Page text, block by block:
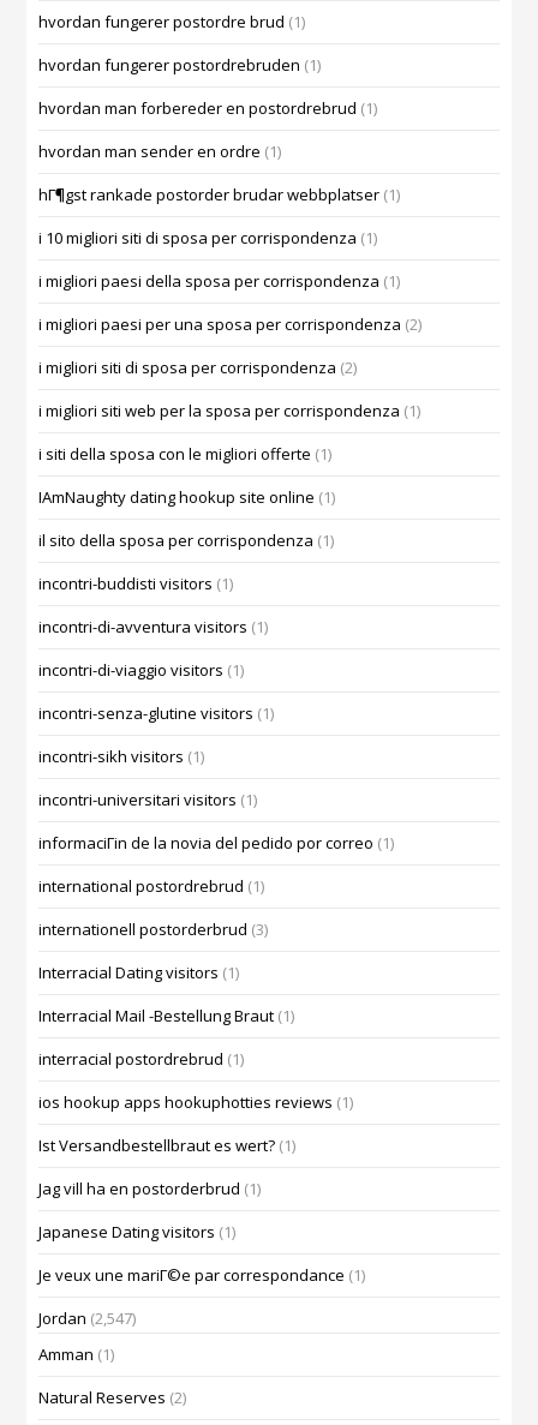
hvordan fungerer postordre brud (1)
hvordan fungerer postordrebruden (1)
hvordan man forbereder en postordrebrud (1)
hvordan man sender en ordre (1)
hГ¶gst rankade postorder brudar webbplatser (1)
i 10 migliori siti di sposa per corrispondenza (1)
i migliori paesi della sposa per corrispondenza (1)
i migliori paesi per una sposa per corrispondenza (2)
i migliori siti di sposa per corrispondenza (2)
i migliori siti web per la sposa per corrispondenza (1)
i siti della sposa con le migliori offerte (1)
IAmNaughty dating hookup site online (1)
il sito della sposa per corrispondenza (1)
incontri-buddisti visitors (1)
incontri-di-avventura visitors (1)
incontri-di-viaggio visitors (1)
incontri-senza-glutine visitors (1)
incontri-sikh visitors (1)
incontri-universitari visitors (1)
informaciГіn de la novia del pedido por correo (1)
international postordrebrud (1)
internationell postorderbrud (3)
Interracial Dating visitors (1)
Interracial Mail -Bestellung Braut (1)
interracial postordrebrud (1)
ios hookup apps hookuphotties reviews (1)
Ist Versandbestellbraut es wert? (1)
Jag vill ha en postorderbrud (1)
Japanese Dating visitors (1)
Je veux une mariГ©e par correspondance (1)
Jordan (2,547)
Amman (1)
Natural Reserves (2)